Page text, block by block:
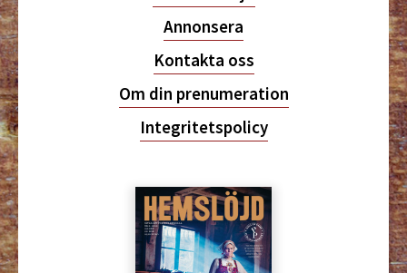
Annonsera
Kontakta oss
Om din prenumeration
Integritetspolicy